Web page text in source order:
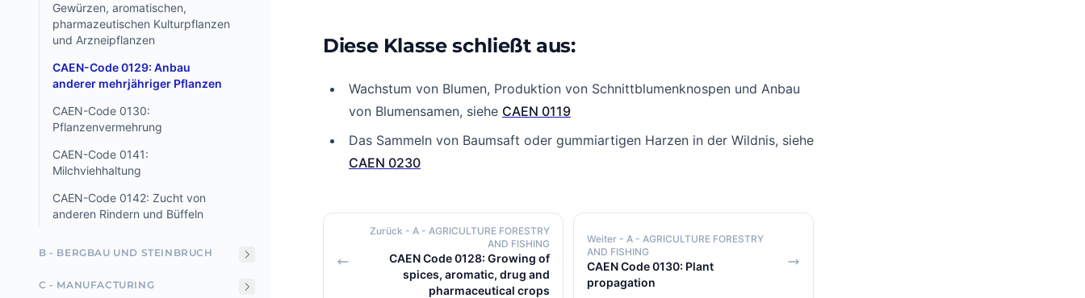
Gewürzen, aromatischen,
pharmazeutischen Kulturpflanzen
und Arzneipflanzen
CAEN-Code 0129: Anbau
anderer mehrjähriger Pflanzen
CAEN-Code 0130:
Pflanzenvermehrung
CAEN-Code 0141:
Milchviehhaltung
CAEN-Code 0142: Zucht von
anderen Rindern und Büffeln
B - BERGBAU UND STEINBRUCH
C - MANUFACTURING
Diese Klasse schließt aus:
Wachstum von Blumen, Produktion von Schnittblumenknospen und Anbau
von Blumensamen, siehe CAEN 0119
Das Sammeln von Baumsaft oder gummiartigen Harzen in der Wildnis, siehe
CAEN 0230
Zurück - A - AGRICULTURE FORESTRY
AND FISHING
CAEN Code 0128: Growing of
spices, aromatic, drug and
pharmaceutical crops
Weiter - A - AGRICULTURE FORESTRY
AND FISHING
CAEN Code 0130: Plant
propagation